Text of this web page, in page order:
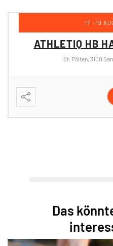
CAMP 2
ANZEIGEN
Das